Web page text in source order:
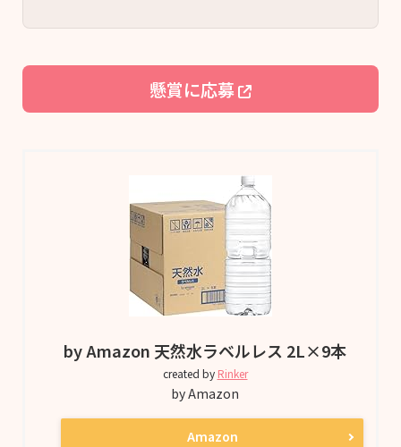
懸賞に応募
by Amazon 天然水ラベルレス 2L×9本
created by Rinker
by Amazon
Amazon